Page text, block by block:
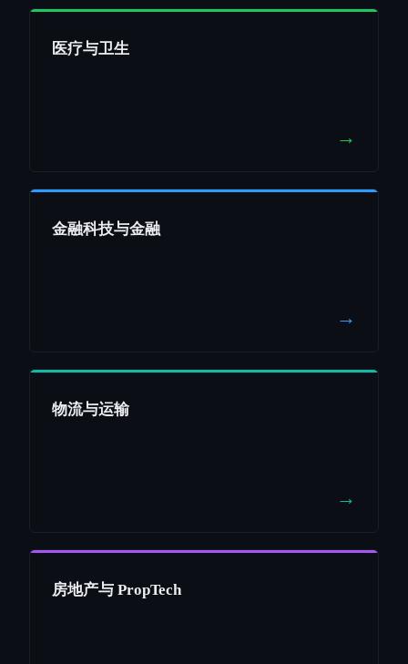
医疗与卫生
→
金融科技与金融
→
物流与运输
→
房地产与 PropTech